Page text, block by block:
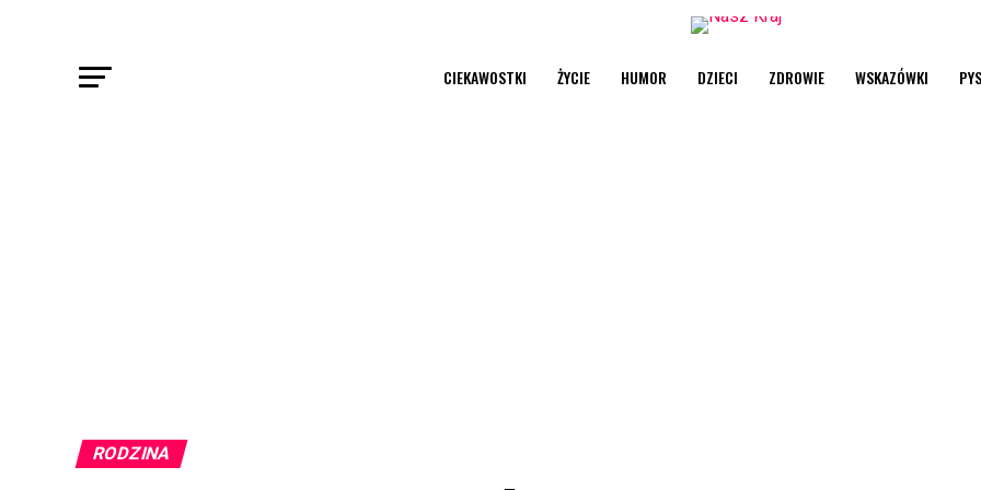
CIEKAWOSTKI ŻYCIE HUMOR DZIECI ZDROWIE WSKAZÓWKI
RODZINA